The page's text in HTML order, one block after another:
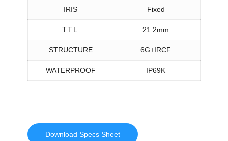
IRIS Fixed
T.T.L. 21.2mm
STRUCTURE 6G+IRCF
WATERPROOF IP69K
Download Specs Sheet